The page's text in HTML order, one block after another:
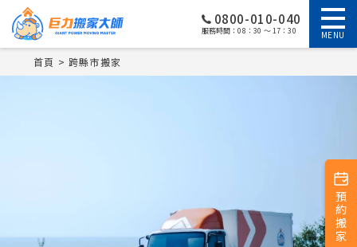
預約搬家
0800-010-040
服務時間：08：30 ～ 17：30 MENU
首頁 跨縣市搬家